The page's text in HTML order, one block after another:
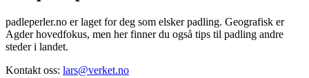
padleperler.no er laget for deg som elsker padling. Geografisk er
Agder hovedfokus, men her finner du også tips til padling andre
steder i landet.
Kontakt oss: lars@verket.no